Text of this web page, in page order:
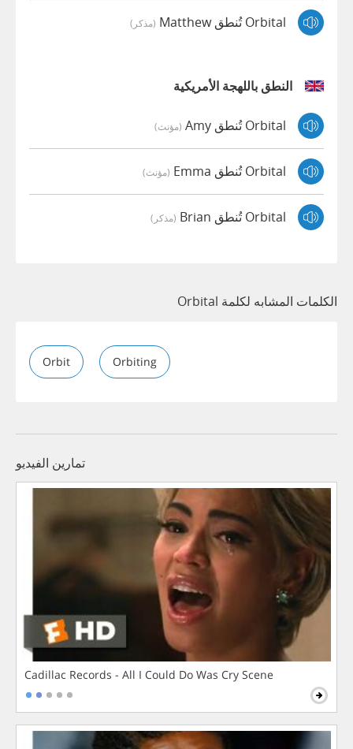
Orbital تُنطق Matthew (مذكر)
النطق باللهجة الأمريكية
Orbital تُنطق Amy (مؤنث)
Orbital تُنطق Emma (مؤنث)
Orbital تُنطق Brian (مذكر)
الكلمات المشابه لكلمة Orbital
Orbit Orbiting
تمارين الفيديو
Cadillac Records - All I Could Do Was Cry Scene